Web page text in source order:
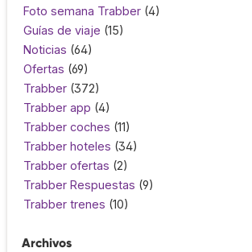
Foto semana Trabber (4)
Guías de viaje (15)
Noticias (64)
Ofertas (69)
Trabber (372)
Trabber app (4)
Trabber coches (11)
Trabber hoteles (34)
Trabber ofertas (2)
Trabber Respuestas (9)
Trabber trenes (10)
Archivos